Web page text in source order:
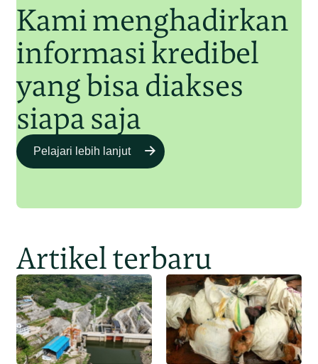
Kami menghadirkan
informasi kredibel
yang bisa diakses
siapa saja
Pelajari lebih lanjut
Artikel terbaru